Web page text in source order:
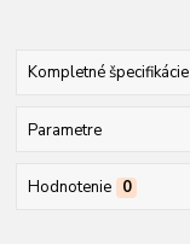
Kompletné špecifikácie
Parametre
Hodnotenie 0